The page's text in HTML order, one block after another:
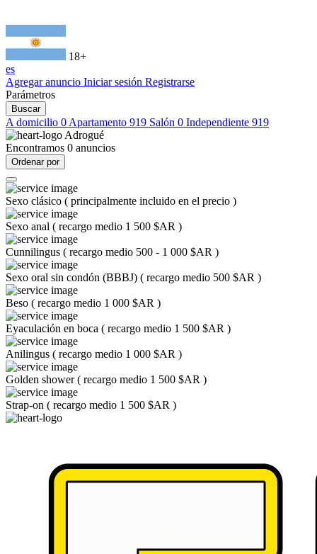
18+
es
Agregar anuncio Iniciar sesión Registrarse
Parámetros
Buscar
A domicilio 0 Apartamento 919 Salón 0 Independiente 919
Adrogué
Encontramos 0 anuncios
Ordenar por
Sexo clásico ( principalmente incluido en el precio )
Sexo anal ( recargo medio 1 500 $AR )
Cunnilingus ( recargo medio 500 - 1 000 $AR )
Sexo oral sin condón (BBBJ) ( recargo medio 500 $AR )
Beso ( recargo medio 1 000 $AR )
Eyaculación en boca ( recargo medio 1 500 $AR )
Anilingus ( recargo medio 1 000 $AR )
Golden shower( recargo medio 1 500 $AR )
Strap-on ( recargo medio 1 500 $AR )